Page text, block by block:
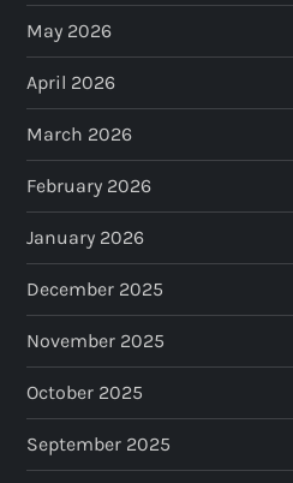
May 2026
April 2026
March 2026
February 2026
January 2026
December 2025
November 2025
October 2025
September 2025